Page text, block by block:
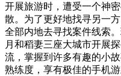
开展旅游时，遭受一个神
散。为了更好地找寻另一
全部内地去寻找案件线索
月和稻妻三座大城市开展
流，掌握到许多有趣的小
熟练度，享有极佳的手机游